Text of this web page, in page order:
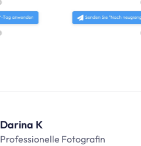
Darina K
Professionelle Fotografin